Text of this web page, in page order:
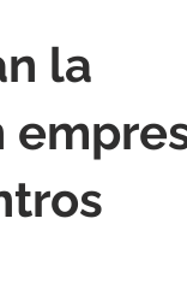
elektrotools-
la